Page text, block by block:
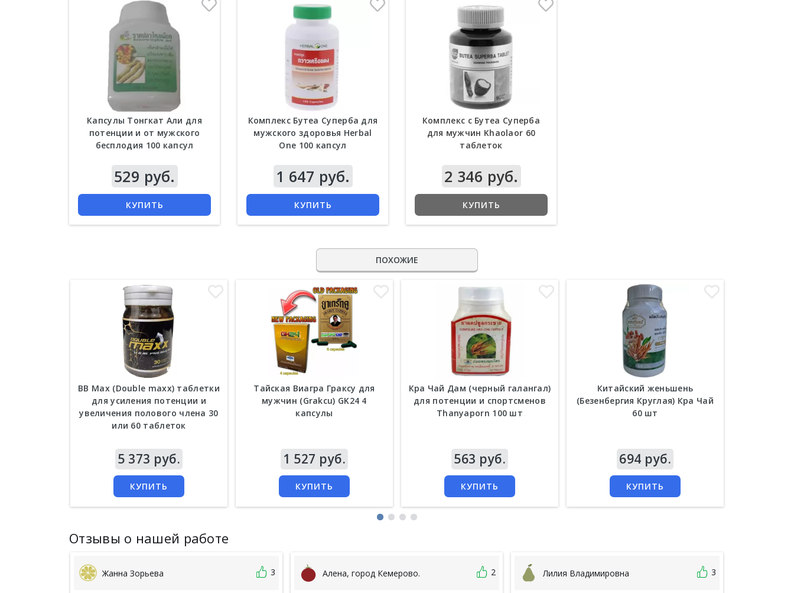
Капсулы Тонгкат Али для
потенции и от мужского
бесплодия 100 капсул
529 руб.
КУПИТЬ
Комплекс Бутеа Суперба для
мужского здоровья Herbal
One 100 капсул
1 647 руб.
КУПИТЬ
Комплекс с Бутеа Суперба
для мужчин Khaolaor 60
таблеток
2 346 руб.
КУПИТЬ
ПОХОЖИЕ
BB Мах (Double maxx) таблетки
для усиления потенции и
увеличения полового члена 30
или 60 таблеток
5 373 руб.
КУПИТЬ
Тайская Виагра Граксу для
мужчин (Grakcu) GK24 4
капсулы
1 527 руб.
КУПИТЬ
Кра Чай Дам (черный галангал)
для потенции и спортсменов
Thanyaporn 100 шт
563 руб.
КУПИТЬ
Китайский женьшень
(Безенбергия Круглая) Кра Чай
60 шт
694 руб.
КУПИТЬ
Отзывы о нашей работе
Жанна Зорьева 3 Алена, город Кемерово. 2 Лилия Владимировна 3